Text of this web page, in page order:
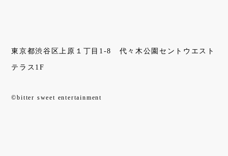
東京都渋谷区上原１丁目1-8 代々木公園セントウエスト
テラス1F
©bitter sweet entertainment